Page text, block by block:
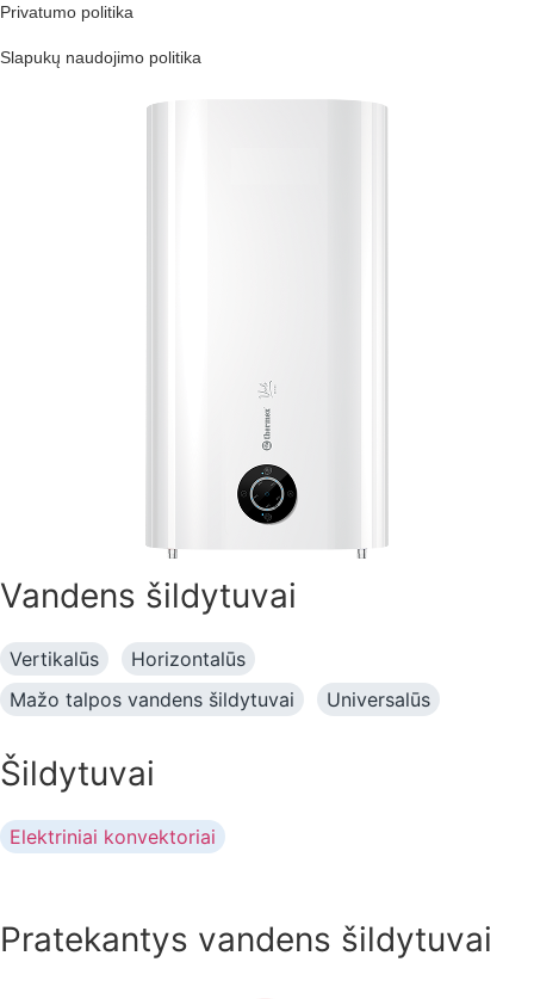
Privatumo politika
Slapukų naudojimo politika
Vandens šildytuvai
Vertikalūs
Horizontalūs
Mažo talpos vandens šildytuvai
Universalūs
Šildytuvai
Elektriniai konvektoriai
Pratekantys vandens šildytuvai